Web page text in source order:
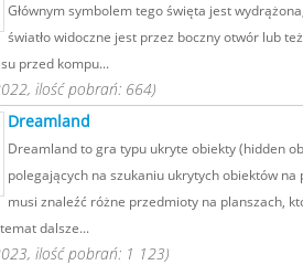
Głównym symbolem tego święta jest
światło widoczne jest przez boczny otwór lub
przed kompu...
ilość pobrań: 664)
Dreamland
Dreamland to gra typu ukryte obiekty (hidden
polegających na szukaniu ukrytych obiektów na
musi znaleźć różne przedmioty na planszach,
dalsze...
ilość pobrań: 1 123)